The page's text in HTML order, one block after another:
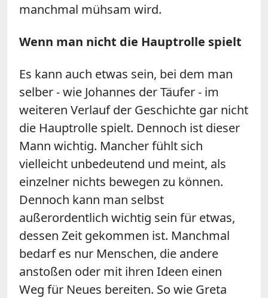
manchmal mühsam wird.
Wenn man nicht die Hauptrolle spielt
Es kann auch etwas sein, bei dem man
selber - wie Johannes der Täufer - im
weiteren Verlauf der Geschichte gar nicht
die Hauptrolle spielt. Dennoch ist dieser
Mann wichtig. Mancher fühlt sich
vielleicht unbedeutend und meint, als
einzelner nichts bewegen zu können.
Dennoch kann man selbst
außerordentlich wichtig sein für etwas,
dessen Zeit gekommen ist. Manchmal
bedarf es nur Menschen, die andere
anstoßen oder mit ihren Ideen einen
Weg für Neues bereiten. So wie Greta